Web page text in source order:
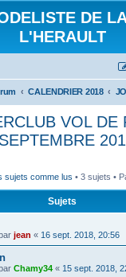
DE
L'HERAULT
CALENDRIER 2018
VOL DE
sujets comme lus • 3 sujets •
Sujets
jean « 16 sept. 2018, 20:56
Chamy34 « 15 sept. 2018,